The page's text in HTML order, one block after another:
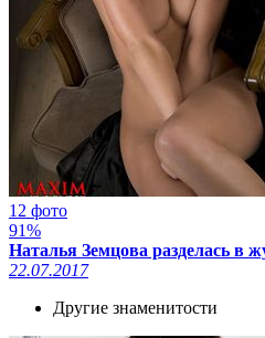
12 фото
91%
Наталья Земцова разделась в
22.07.2017
Другие знаменитости